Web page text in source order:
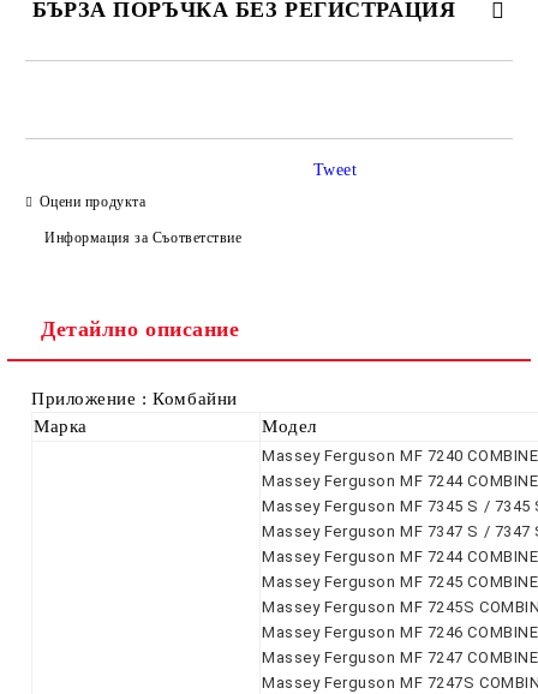
БЪРЗА ПОРЪЧКА БЕЗ РЕГИСТРАЦИЯ
Оцени продукта
Информация за Съответствие
Tweet
Детайлно описание
Приложение : Комбайни
Марка
Модел
Massey Ferguson MF 7240
Massey Ferguson MF 7244
Massey Ferguson MF 7345 S / 7345
Massey Ferguson MF 7347 S / 7347
Massey Ferguson MF 7244
Massey Ferguson MF 7245
Massey Ferguson MF 7245S
Massey Ferguson MF 7246
Massey Ferguson MF 7247
Massey Ferguson MF 7247S